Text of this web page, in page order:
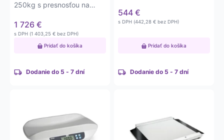
250kg s presnosťou na
adaptér…
1 726 €
s DPH (1 403,25 € bez DPH)
Pridať do košíka
Dodanie do 5 - 7 dní
batérií.
544 €
s DPH (442,28 € bez DPH)
Pridať do košíka
Dodanie do 5 - 7 dní